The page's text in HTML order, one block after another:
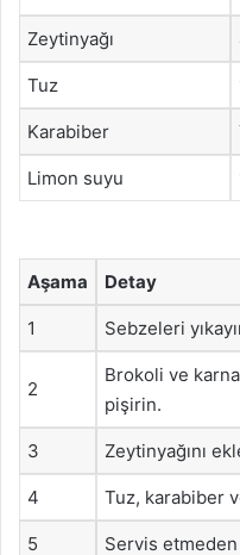
Zeytinyağı
Tuz
Karabiber
Limon suyu
Aşama Detay
1 Sebzeleri
2
Brokoli ve
pişirin.
3 Zeytinyağını
4 Tuz, karabiber
5 Servis